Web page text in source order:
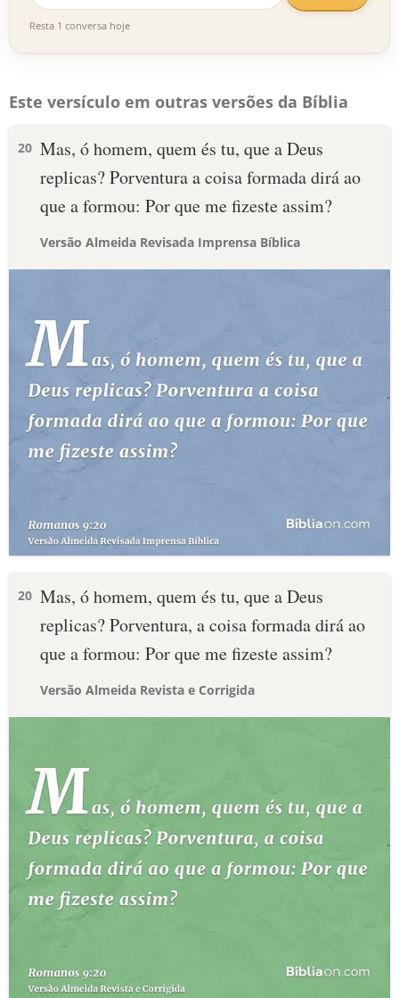
Resta 1 conversa hoje
Este versículo em outras versões da Bíblia
20 Mas, ó homem, quem és tu, que a Deus
replicas? Porventura a coisa formada dirá ao
que a formou: Por que me fizeste assim?
Versão Almeida Revisada Imprensa Bíblica
20 Mas, ó homem, quem és tu, que a Deus
replicas? Porventura, a coisa formada dirá ao
que a formou: Por que me fizeste assim?
Versão Almeida Revista e Corrigida